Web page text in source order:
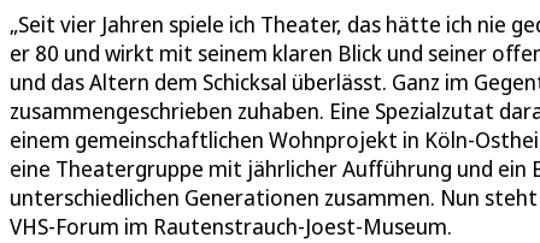
„Seit vier Jahren spiele ich Theater, das hätte ich nie
er 80 und wirkt mit seinem klaren Blick und seiner
und das Altern dem Schicksal überlässt. Ganz im
zusammengeschrieben zuhaben. Eine Spezialzutat
einem gemeinschaftlichen Wohnprojekt in Köln-
eine Theatergruppe mit jährlicher Aufführung und ein
unterschiedlichen Generationen zusammen. Nun
VHS-Forum im Rautenstrauch-Joest-Museum.